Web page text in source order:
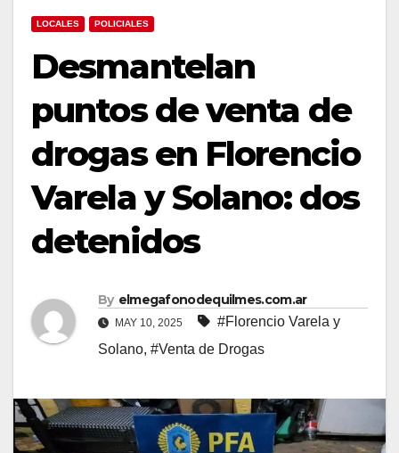
LOCALES POLICIALES
Desmantelan
puntos de venta de
drogas en Florencio
Varela y Solano: dos
detenidos
By elmegafonodequilmes.com.ar
MAY 10, 2025
#Florencio Varela y
Solano, #Venta de Drogas